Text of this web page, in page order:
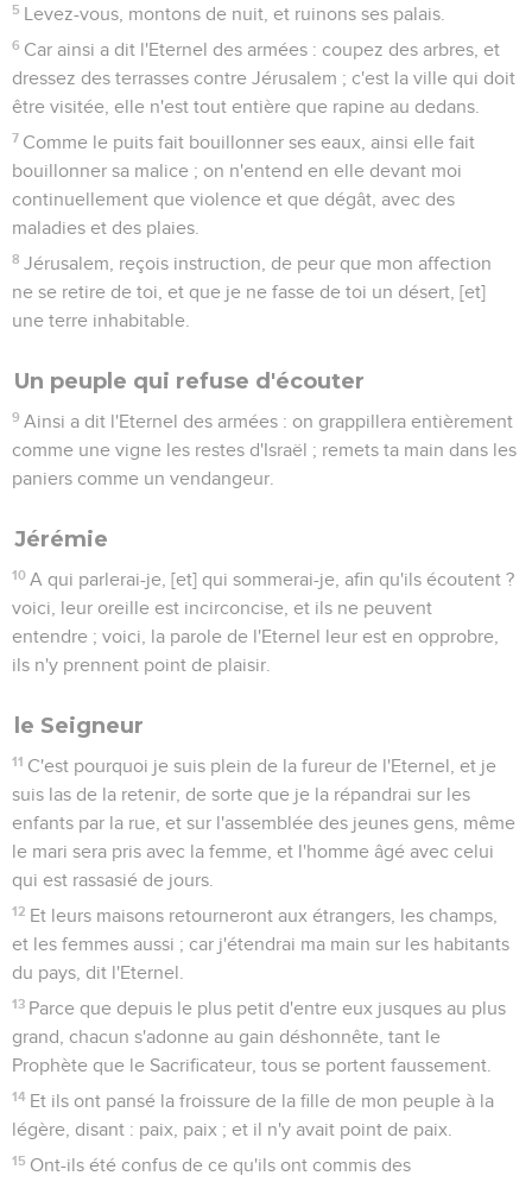
5 Levez-vous, montons de nuit, et ruinons ses palais.
6 Car ainsi a dit l'Eternel des armées : coupez des arbres, et
dressez des terrasses contre Jérusalem ; c'est la ville qui doit
être visitée, elle n'est tout entière que rapine au dedans.
7 Comme le puits fait bouillonner ses eaux, ainsi elle fait
bouillonner sa malice ; on n'entend en elle devant moi
continuellement que violence et que dégât, avec des
maladies et des plaies.
8 Jérusalem, reçois instruction, de peur que mon affection
ne se retire de toi, et que je ne fasse de toi un désert, [et]
une terre inhabitable.
Un peuple qui refuse d'écouter
9 Ainsi a dit l'Eternel des armées : on grappillera entièrement
comme une vigne les restes d'Israël ; remets ta main dans les
paniers comme un vendangeur.
Jérémie
10 A qui parlerai-je, [et] qui sommerai-je, afin qu'ils écoutent ?
voici, leur oreille est incirconcise, et ils ne peuvent
entendre ; voici, la parole de l'Eternel leur est en opprobre,
ils n'y prennent point de plaisir.
le Seigneur
11 C'est pourquoi je suis plein de la fureur de l'Eternel, et je
suis las de la retenir, de sorte que je la répandrai sur les
enfants par la rue, et sur l'assemblée des jeunes gens, même
le mari sera pris avec la femme, et l'homme âgé avec celui
qui est rassasié de jours.
12 Et leurs maisons retourneront aux étrangers, les champs,
et les femmes aussi ; car j'étendrai ma main sur les habitants
du pays, dit l'Eternel.
13 Parce que depuis le plus petit d'entre eux jusques au plus
grand, chacun s'adonne au gain déshonnête, tant le
Prophète que le Sacrificateur, tous se portent faussement.
14 Et ils ont pansé la froissure de la fille de mon peuple à la
légère, disant : paix, paix ; et il n'y avait point de paix.
15 Ont-ils été confus de ce qu'ils ont commis des